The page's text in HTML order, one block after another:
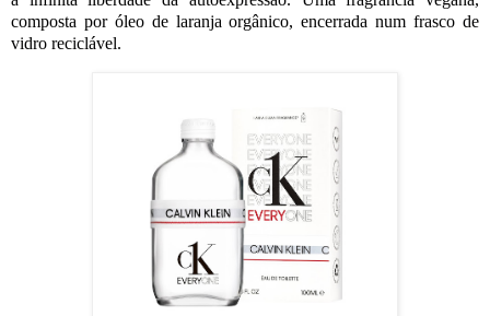
composta por óleo de laranja orgânico, encerrada num frasco de
vidro reciclável.